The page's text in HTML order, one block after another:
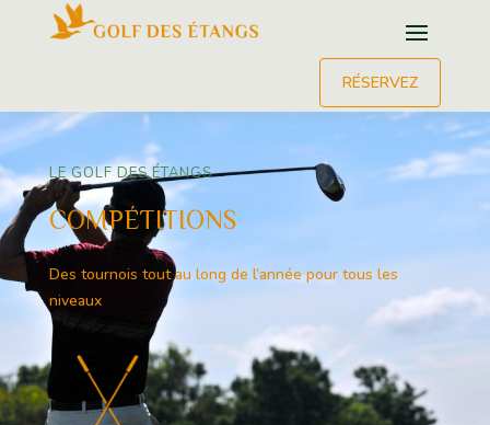
RÉSERVEZ
LE GOLF DES ÉTANGS
COMPÉTITIONS
Des tournois tout au long de l’année pour tous les
niveaux